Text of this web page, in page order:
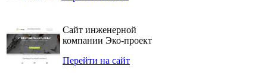
Сайт инженерной
компании Эко-проект
Перейти на сайт